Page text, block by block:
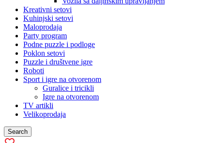
Kreativni setovi
Kuhinjski setovi
Maloprodaja
Party program
Podne puzzle i podloge
Poklon setovi
Puzzle i društvene igre
Roboti
Sport i igre na otvorenom
Guralice i tricikli
Igre na otvorenom
TV artikli
Velikoprodaja
Search